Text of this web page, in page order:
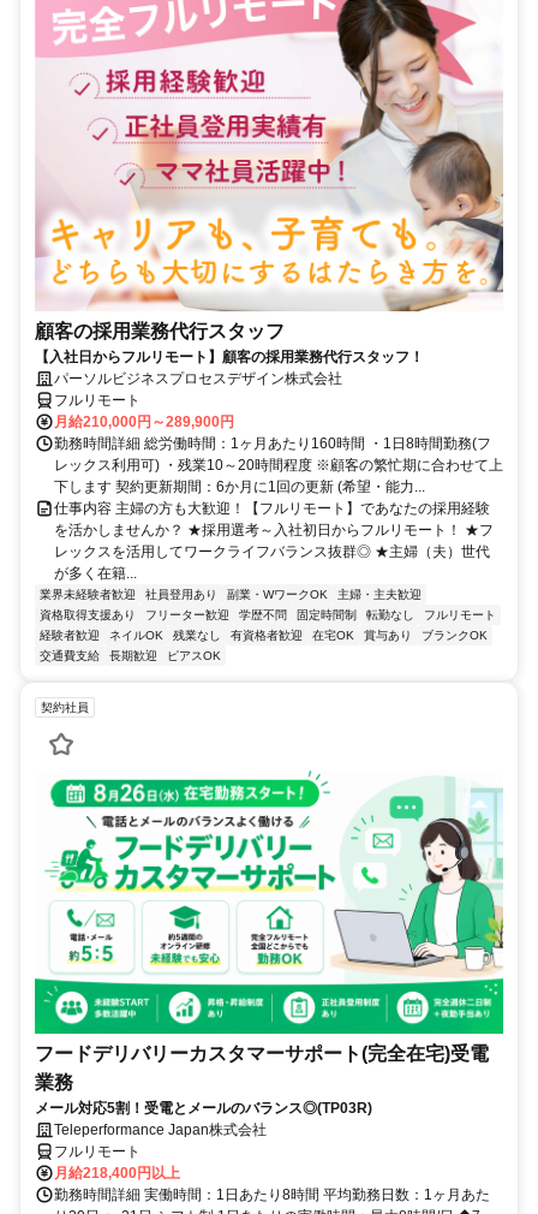
顧客の採用業務代行スタッフ
【入社日からフルリモート】顧客の採用業務代行スタッフ！
パーソルビジネスプロセスデザイン株式会社
フルリモート
月給210,000円～289,900円
勤務時間詳細 総労働時間：1ヶ月あたり160時間 ・1日8時間勤務(フ
レックス利用可) ・残業10～20時間程度 ※顧客の繁忙期に合わせて上
下します 契約更新期間：6か月に1回の更新 (希望・能力...
仕事内容 主婦の方も大歓迎！【フルリモート】であなたの採用経験
を活かしませんか？ ★採用選考～入社初日からフルリモート！ ★フ
レックスを活用してワークライフバランス抜群◎ ★主婦（夫）世代
が多く在籍...
業界未経験者歓迎 社員登用あり 副業・WワークOK
主婦・主夫歓迎
資格取得支援あり
フリーター歓迎 学歴不問 固定時間制 転勤なし
フルリモート
経験者歓迎
ネイルOK 残業なし 有資格者歓迎 在宅OK 賞与あり
ブランクOK
交通費支給
長期歓迎 ピアスOK
契約社員
フードデリバリーカスタマーサポート(完全在宅)受電
業務
メール対応5割！受電とメールのバランス◎(TP03R)
Teleperformance Japan株式会社
フルリモート
月給218,400円以上
勤務時間詳細 実働時間：1日あたり8時間 平均勤務日数：1ヶ月あた